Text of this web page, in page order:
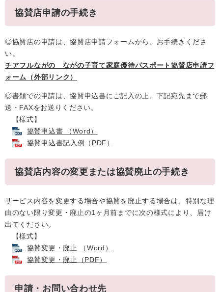
協賛店申請の手続き
◎協賛店の申請は、協賛店申請フォームから、お手続きくださ
い。
チアフルながの ながの子育て家庭優待パスポート協賛店申請フ
ォーム
（外部リンク）
◎書類での申請は、協賛申込書にご記入の上、下記宛先まで郵
送・FAXをお送りください。
【様式】
協賛申込書 （Word）
協賛申込書記入例（PDF）
協賛店内容の変更または協賛廃止の手続き
サービス内容を変更する場合や協賛を廃止する場合は、特別な理
由のない限り変更・廃止の1ヶ月前までに次の様式により、届け
出てください。
【様式】
協賛変更・廃止 （Word）
協賛変更・廃止（PDF）
申請・お問い合わせ先